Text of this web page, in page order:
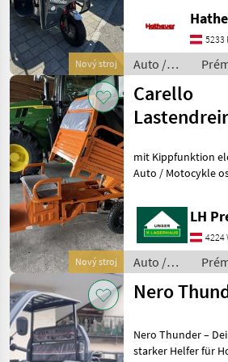
Nový stroj
und Arbeit? Dann
Nero Thunder
Richtige für
5233
Auto /
Motocykle
/ Nero
Nový stroj
Carello
mit Kippfunktion
Auto / Motocykle
4224
Auto /
Motocykle
/ Carello
Nero
Nero Thunder –
starker Helfer für